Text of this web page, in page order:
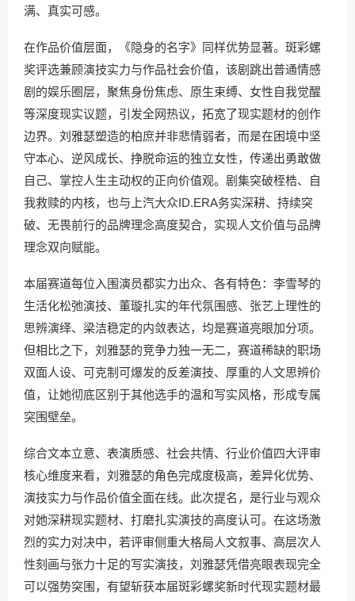
满、真实可感。
在作品价值层面，《隐身的名字》同样优势显著。斑彩螺
奖评选兼顾演技实力与作品社会价值，该剧跳出普通情感
剧的娱乐圈层，聚焦身份焦虑、原生束缚、女性自我觉醒
等深度现实议题，引发全网热议，拓宽了现实题材的创作
边界。刘雅瑟塑造的柏庶并非悲情弱者，而是在困境中坚
守本心、逆风成长、挣脱命运的独立女性，传递出勇敢做
自己、掌控人生主动权的正向价值观。剧集突破桎梏、自
我救赎的内核，也与上汽大众ID.ERA务实深耕、持续突
破、无畏前行的品牌理念高度契合，实现人文价值与品牌
理念双向赋能。
本届赛道每位入围演员都实力出众、各有特色：李雪琴的
生活化松弛演技、董璇扎实的年代氛围感、张艺上理性的
思辨演绎、梁洁稳定的内敛表达，均是赛道亮眼加分项。
但相比之下，刘雅瑟的竞争力独一无二，赛道稀缺的职场
双面人设、可克制可爆发的反差演技、厚重的人文思辨价
值，让她彻底区别于其他选手的温和写实风格，形成专属
突围壁垒。
综合文本立意、表演质感、社会共情、行业价值四大评审
核心维度来看，刘雅瑟的角色完成度极高，差异化优势、
演技实力与作品价值全面在线。此次提名，是行业与观众
对她深耕现实题材、打磨扎实演技的高度认可。在这场激
烈的实力对决中，若评审侧重大格局人文叙事、高层次人
性刻画与张力十足的写实演技，刘雅瑟凭借亮眼表现完全
可以强势突围，有望斩获本届斑彩螺奖新时代现实题材最